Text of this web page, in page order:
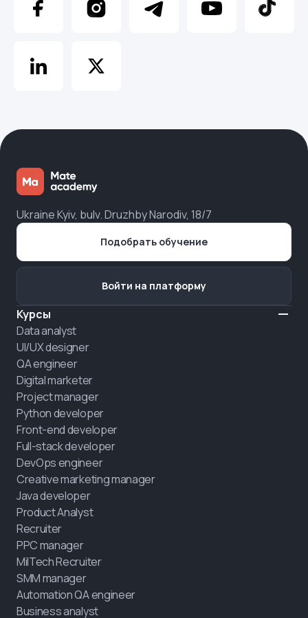
Ukraine Kyiv, bulv. Druzhby Narodiv, 18/7
Курсы
Data analyst
UI/UX designer
QA engineer
Digital marketer
Project manager
Python developer
Front-end developer
Full-stack developer
DevOps engineer
Creative marketing manager
Java developer
Product Analyst
Recruiter
PPC manager
MilTech Recruiter
SMM manager
Automation QA engineer
Business analyst
Подобрать обучение
Войти на платформу